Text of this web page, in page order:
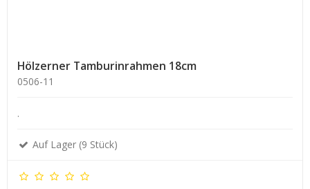
Hölzerner Tamburinrahmen 18cm
0506-11
.
Auf Lager (9 Stück)